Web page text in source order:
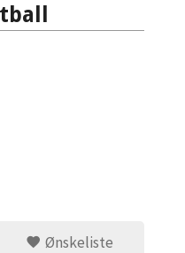
Ønskeliste